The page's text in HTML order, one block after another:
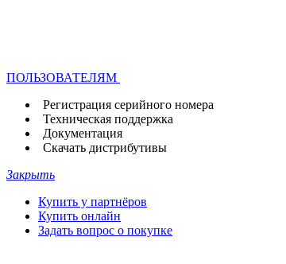
ПОЛЬЗОВАТЕЛЯМ
Регистрация серийного номера
Техническая поддержка
Документация
Скачать дистрибутивы
Закрыть
Купить у партнёров
Купить онлайн
Задать вопрос о покупке